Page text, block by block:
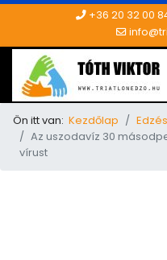
+36 20 32 00
Ön itt van: Kezdőlap
Az uszodavíz 30
vírust